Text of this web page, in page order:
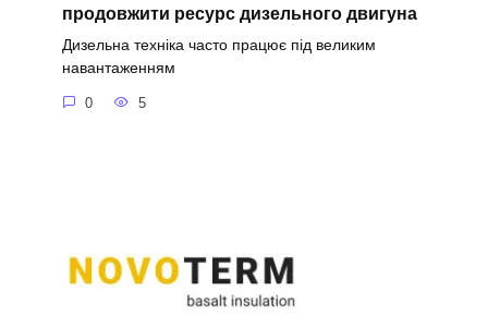
продовжити ресурс дизельного двигуна
Дизельна техніка часто працює під великим
навантаженням
0 5